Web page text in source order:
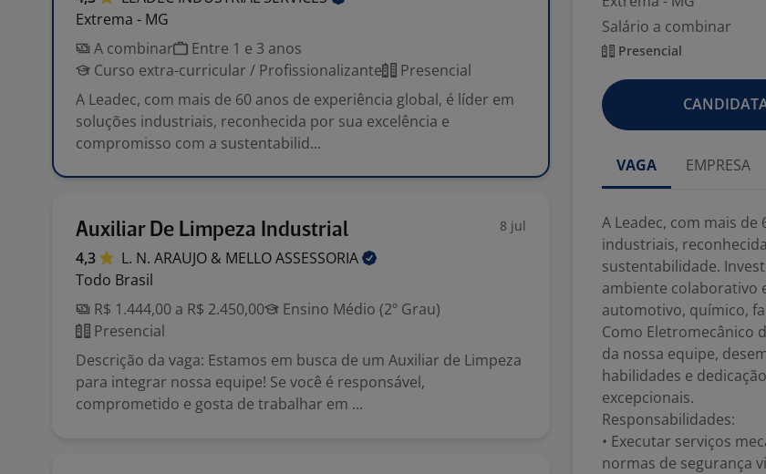
Extrema - MG
A combinar
Entre 1 e 3 anos
Curso extra-curricular / Profissionalizante
Presencial
A Leadec, com mais de 60 anos de experiência global, é líder em
soluções industriais, reconhecida por sua excelência e
compromisso com a sustentabilid...
Auxiliar De Limpeza Industrial 8 jul
4,3 L. N. ARAUJO & MELLOASSESSORIA
Todo Brasil
R$ 1.444,00 a R$ 2.450,00
Ensino Médio (2º Grau)
Presencial
Descrição da vaga: Estamos em busca de um Auxiliar de Limpeza
para integrar nossa equipe! Se você é responsável,
comprometido e gosta de trabalhar em ...
Salário a combinar
Presencial
VAGA EMPRESA
A Leadec, com mais
industriais,
sustentabilidade.
ambiente colaborativo
automotivo, químico,
Como Eletromecânico
da nossa equipe,
habilidades e
excepcionais.
Responsabilidades:
• Executar serviços
normas de segurança